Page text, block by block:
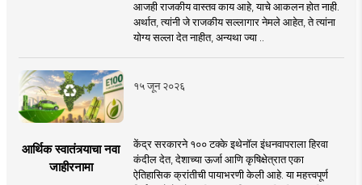
आजही राजकीय वास्तव काय आहे, याचे आकलन होत नाही.
अर्थात, त्यांनी जे राजकीय सल्लागार नेमले आहेत, ते त्यांना
योग्य सल्ला देत नाहीत, अन्यथा ज्या ..
१५ जून २०२६
आर्थिक स्वातंत्र्याचा नवा
जाहीरनामा
केंद्र सरकारने १०० टक्के इथेनॉल इंधनवापराला हिरवा
कंदील देत, देशाच्या ऊर्जा आणि कृषिक्षेत्रात एका
ऐतिहासिक क्रांतीची पायाभरणी केली आहे. या महत्त्वपूर्ण